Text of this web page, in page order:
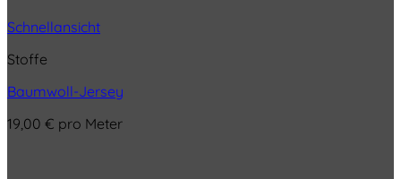
Schnellansicht
Stoffe
Baumwoll-Jersey
19,00 € pro Meter